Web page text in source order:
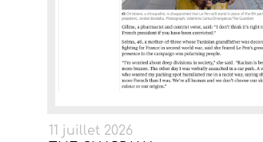
11 juillet 2026